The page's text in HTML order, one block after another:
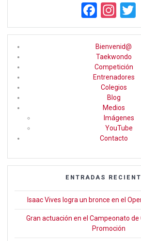
F
a
ce
b
o
o
k
In
st
a
gr
a
m
Bienvenid@
Taekwondo
Competición
Entrenadores
Colegios
Blog
Medios
Imágenes
YouTube
Contacto
ENTRADAS
Isaac Vives logra un bronce en el
Gran actuación en el Campeonato de
Promoción